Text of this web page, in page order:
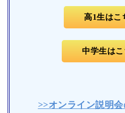
高1生はこ
中学生はこ
>>オンライン説明